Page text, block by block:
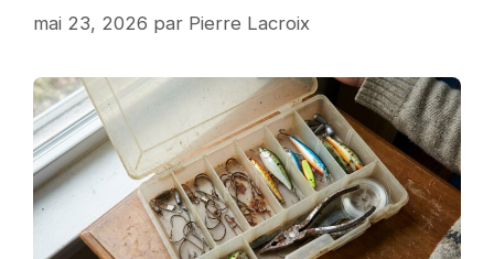
mai 23, 2026 par Pierre Lacroix